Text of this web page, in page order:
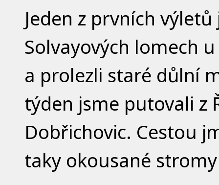
Jeden z prvních
Solvayových lomech
a prolezli staré důlní
týden jsme putovali z
Dobřichovic. Cestou
taky okousané